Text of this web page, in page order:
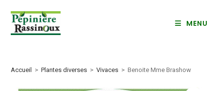
content
MENU
Accueil > Plantes diverses > Vivaces > Benoite Mme Brashow